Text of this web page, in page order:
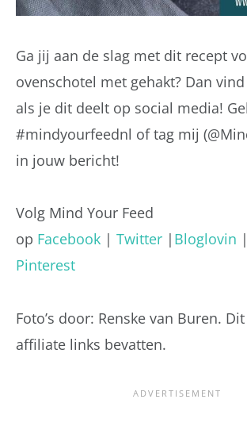
Ga jij aan de slag met dit recept
ovenschotel met gehakt? Dan
als je dit deelt op social media!
#mindyourfeednl of tag mij
in jouw bericht!
Volg Mind Your Feed
op Facebook | Twitter | Bloglovin |
Pinterest
Foto’s door: Renske van Buren.
affiliate links bevatten.